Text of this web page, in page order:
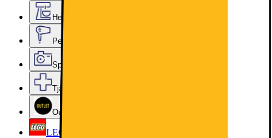
Hem, Hushåll & Trädgård
Personvård, Hälsa & Skönhet
Sport & Fritid
Tjänster & Tillbehör
Outlet
LEGO